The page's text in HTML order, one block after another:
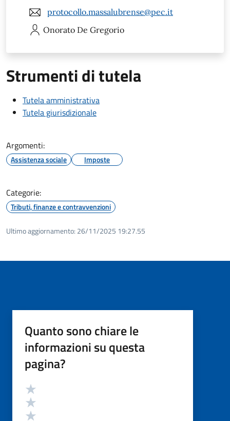
protocollo.massalubrense@pec.it
Onorato De Gregorio
Strumenti di tutela
Tutela amministrativa
Tutela giurisdizionale
Argomenti:
Assistenza sociale Imposte
Categorie:
Tributi, finanze e contravvenzioni
Ultimo aggiornamento: 26/11/2025 19:27.55
Quanto sono chiare le
informazioni su questa
pagina?
Valutazione